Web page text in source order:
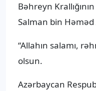
Bəhreyn
Salman bin Həməd
“Allahın salamı,
olsun.
Azərbaycan